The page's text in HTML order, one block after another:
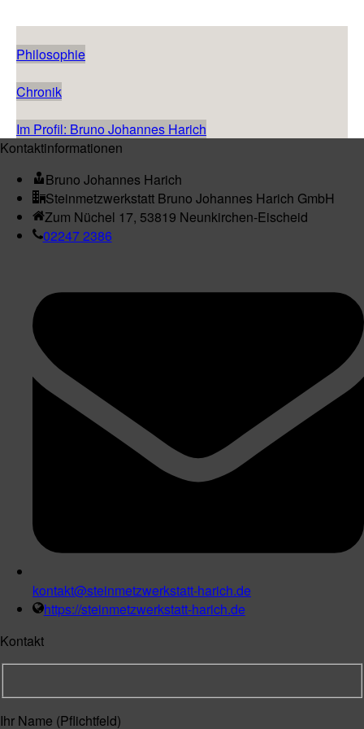
Philosophie
Chronik
Im Profil: Bruno Johannes Harich
Kontaktinformationen
Bruno Johannes Harich
Steinmetzwerkstatt Bruno Johannes Harich GmbH
Zum Nüchel 17, 53819 Neunkirchen-Eischeid
02247 2386
kontakt@steinmetzwerkstatt-harich.de
https://steinmetzwerkstatt-harich.de
Kontakt
Ihr Name (Pflichtfeld)